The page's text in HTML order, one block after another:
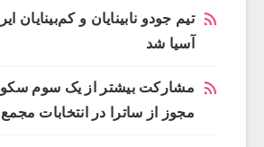
تیم جودو نابینایان و کم‌بینایان
آسیا شد
مشارکت بیشتر از یک سوم
مجوز از ساترا در انتخابات